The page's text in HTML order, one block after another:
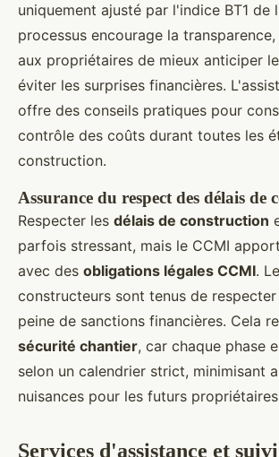
uniquement ajusté par l'indice BT1 de
processus encourage la
aux propriétaires de mieux anticiper
éviter les surprises financières.
offre des conseils pratiques pour
contrôle des coûts durant toutes les
construction.
Assurance du respect des délais de
Respecter les délais de construction
parfois stressant, mais le CCMI
avec des obligations légales CCMI.
constructeurs sont tenus de
peine de sanctions financières. Cela
sécurité chantier, car chaque phase
selon un calendrier strict, minimisant
nuisances pour les futurs
Services d'assistance et